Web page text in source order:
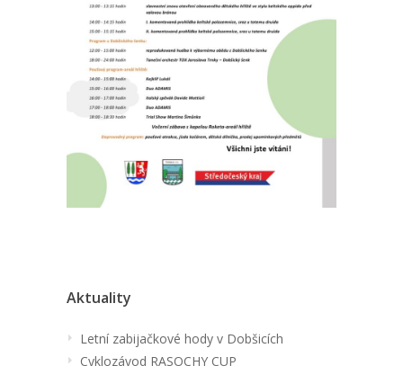
Aktuality
Letní zabijačkové hody v Dobšicích
Cyklozávod RASOCHY CUP